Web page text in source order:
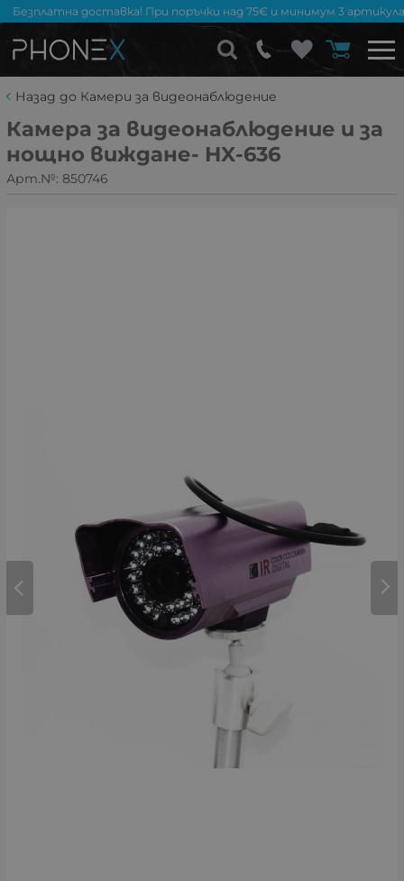
Безплатна доставка! При поръчки над 75€ и минимум 3
Назад до Камери за видеонаблюдение
Камера за видеонаблюдение и за
нощно виждане- HX-636
Арт.№: 850746